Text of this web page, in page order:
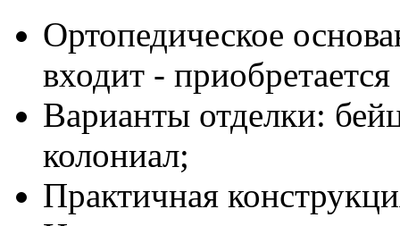
Ортопедическое
входит -
Варианты отделки:
колониал;
Практичная